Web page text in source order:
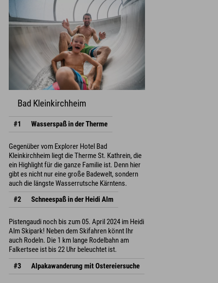
Bad Kleinkirchheim
#1 Wasserspaß in der Therme
Gegenüber vom Explorer Hotel Bad
Kleinkirchheim liegt die Therme St. Kathrein, die
ein Highlight für die ganze Familie ist. Denn hier
gibt es nicht nur eine große Badewelt, sondern
auch die längste Wasserrutsche Kärntens.
#2
Schneespaß in der Heidi Alm
Pistengaudi noch bis zum 05. April 2024 im Heidi
Alm Skipark! Neben dem Skifahren könnt Ihr
auch Rodeln. Die 1 km lange Rodelbahn am
Falkertsee ist bis 22 Uhr beleuchtet ist.
#3
Alpakawanderung mit Ostereiersuche